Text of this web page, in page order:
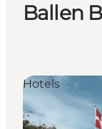
Cosa fare
Dove
Pianifica
Ballen
Hotels